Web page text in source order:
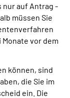
auf Antrag -
müssen Sie
vor dem
können, sind
die Sie im
ein. Die